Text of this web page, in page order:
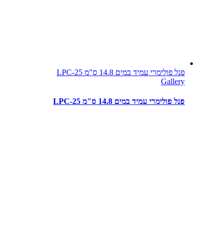
פנל פולימרי עמיד במים 14.8 ס"מ LPC-25
Gallery
פנל פולימרי עמיד במים 14.8 ס"מ LPC-25